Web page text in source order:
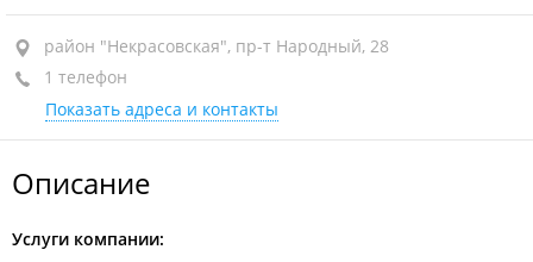
район "Некрасовская", пр-т Народный, 28
1 телефон
Показать адреса и контакты
Описание
Услуги компании: